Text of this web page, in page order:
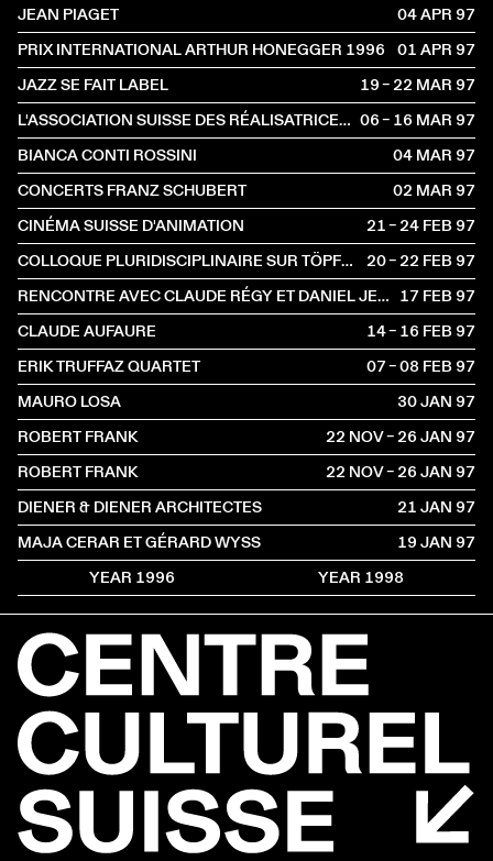
JEAN PIAGET
04 APR1997
PRIX INTERNATIONAL ARTHUR HONEGGER 1996
01 APR1997
JAZZ SE FAIT LABEL
19 – 22 MAR1997
L'ASSOCIATION SUISSE DES RÉALISATRICES ET DES RÉALISATEURS DE FILMS 06 – 16 MAR1997
BIANCA CONTI ROSSINI
04 MAR1997
CONCERTS FRANZ SCHUBERT
02 MAR1997
CINÉMA SUISSE D'ANIMATION
21 – 24 FEB1997
COLLOQUE PLURIDISCIPLINAIRE SUR TÖPFFER
20 – 22 FEB1997
RENCONTRE AVEC CLAUDE RÉGY ET DANIEL JEANNETEAU 17 FEB1997
CLAUDE AUFAURE
14 – 16 FEB1997
ERIK TRUFFAZ QUARTET
07 – 08 FEB1997
MAURO LOSA
30 JAN1997
ROBERT FRANK
22 NOV – 26 JAN1997
ROBERT FRANK
22 NOV – 26 JAN1997
DIENER & DIENER ARCHITECTES
21 JAN1997
MAJA CERAR ET GÉRARD WYSS
19 JAN1997
YEAR 1996
YEAR 1998